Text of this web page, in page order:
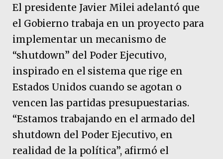
El presidente Javier Milei adelantó que
el Gobierno trabaja en un proyecto para
implementar un mecanismo de
“shutdown” del Poder Ejecutivo,
inspirado en el sistema que rige en
Estados Unidos cuando se agotan o
vencen las partidas presupuestarias.
“Estamos trabajando en el armado del
shutdown del Poder Ejecutivo, en
realidad de la política”, afirmó el